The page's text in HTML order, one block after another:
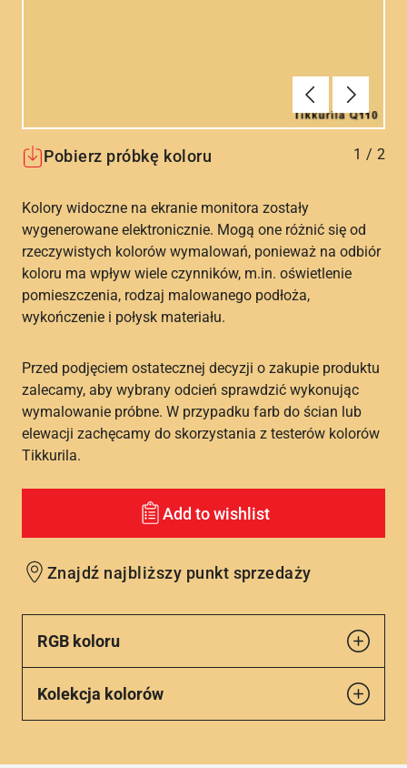
Poprzednie
Dalej
Pobierz próbkę koloru 1 / 2
Kolory widoczne na ekranie monitora zostały
wygenerowane elektronicznie. Mogą one różnić się od
rzeczywistych kolorów wymalowań, ponieważ na odbiór
koloru ma wpływ wiele czynników, m.in. oświetlenie
pomieszczenia, rodzaj malowanego podłoża,
wykończenie i połysk materiału.
Przed podjęciem ostatecznej decyzji o zakupie produktu
zalecamy, aby wybrany odcień sprawdzić wykonując
wymalowanie próbne. W przypadku farb do ścian lub
elewacji zachęcamy do skorzystania z testerów kolorów
Tikkurila.
Add to wishlist
Znajdź najbliższy punkt sprzedaży
RGB koloru
Kolekcja kolorów